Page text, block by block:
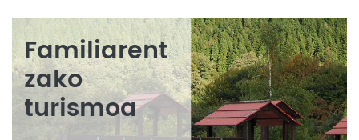
Familiarent
zako
turismoa